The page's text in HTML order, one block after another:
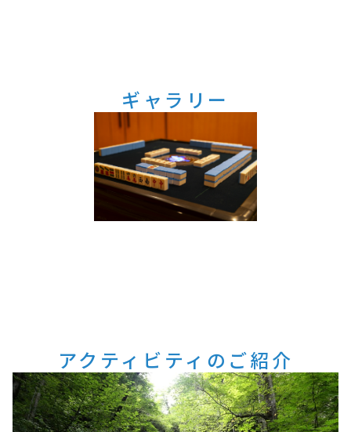
ギャラリー
アクティビティのご紹介